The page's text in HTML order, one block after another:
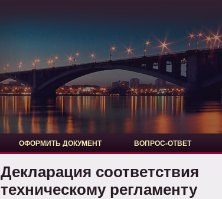
ОФОРМИТЬ ДОКУМЕНТ ВОПРОС-ОТВЕТ
Декларация соответствия
техническому регламенту